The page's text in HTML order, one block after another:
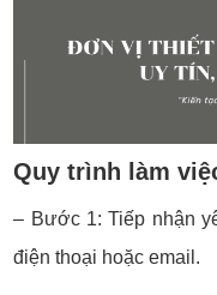
Quy trình làm
– Bước 1: Tiếp nhận
điện thoại hoặc email.